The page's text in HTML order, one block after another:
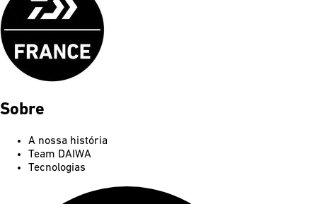
Sobre
A nossa história
Team DAIWA
Tecnologias